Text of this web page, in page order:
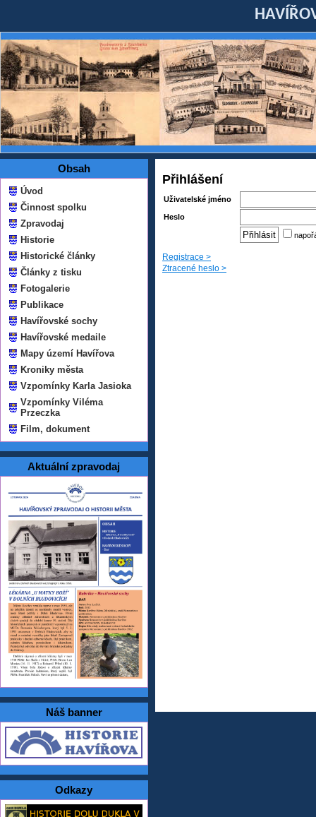
Obsah
Úvod
Činnost spolku
Zpravodaj
Historie
Historické články
Články z tisku
Fotogalerie
Publikace
Havířovské sochy
Havířovské medaile
Mapy území Havířova
Kroniky města
Vzpomínky Karla Jasioka
Vzpomínky Viléma
Przeczka
Film, dokument
Aktuální zpravodaj
Náš banner
Odkazy
Přihlášení
Uživatelské jméno
Heslo
Registrace >
Ztracené heslo >